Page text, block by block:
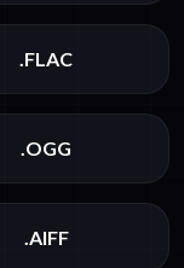
.FLAC
.OGG
.AIFF